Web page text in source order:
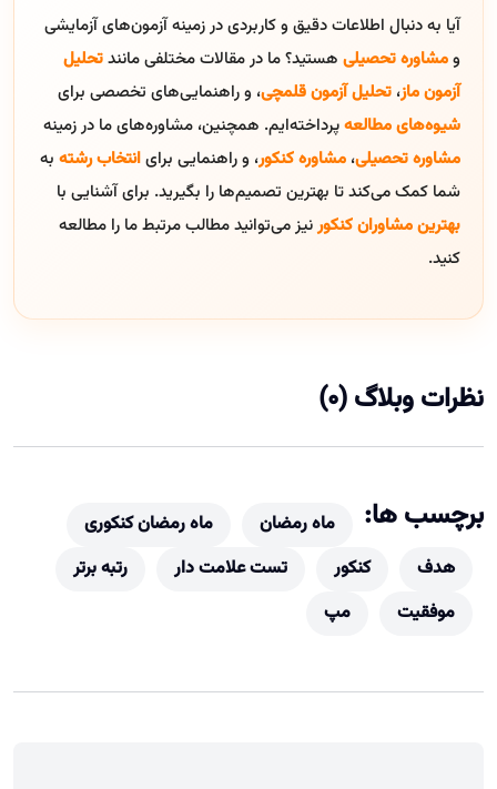
آیا به دنبال اطلاعات دقیق و کاربردی در زمینه آزمون‌های آزمایشی
ومشاوره تحصیلی هستید؟ ما در مقالات مختلفی مانندتحلیل
آزمون ماز، تحلیل آزمون قلمچی، و راهنمایی‌های تخصصی برای
شیوه‌های مطالعهپرداخته‌ایم. همچنین، مشاوره‌های ما در زمینه
مشاوره تحصیلی، مشاوره کنکور، و راهنمایی برایانتخاب رشته به
شما کمک می‌کند تا بهترین تصمیم‌ها را بگیرید. برای آشنایی با
بهترین مشاوران کنکورنیز می‌توانید مطالب مرتبط ما را مطالعه
کنید.
نظرات وبلاگ (0)
برچسب ها: ماه رمضان
ماه رمضان کنکوری
هدف
کنکور تست علامت دار
رتبه برتر
موفقیت
مپ